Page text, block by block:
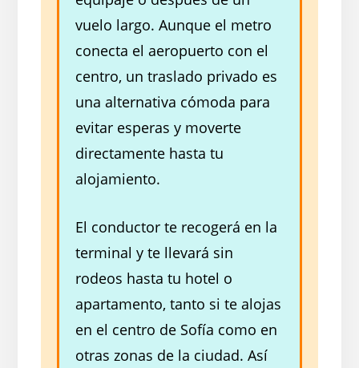
vuelo largo. Aunque el metro
conecta el aeropuerto con el
centro, un traslado privado es
una alternativa cómoda para
evitar esperas y moverte
directamente hasta tu
alojamiento.
El conductor te recogerá en la
terminal y te llevará sin
rodeos hasta tu hotel o
apartamento, tanto si te alojas
en el centro de Sofía como en
otras zonas de la ciudad. Así